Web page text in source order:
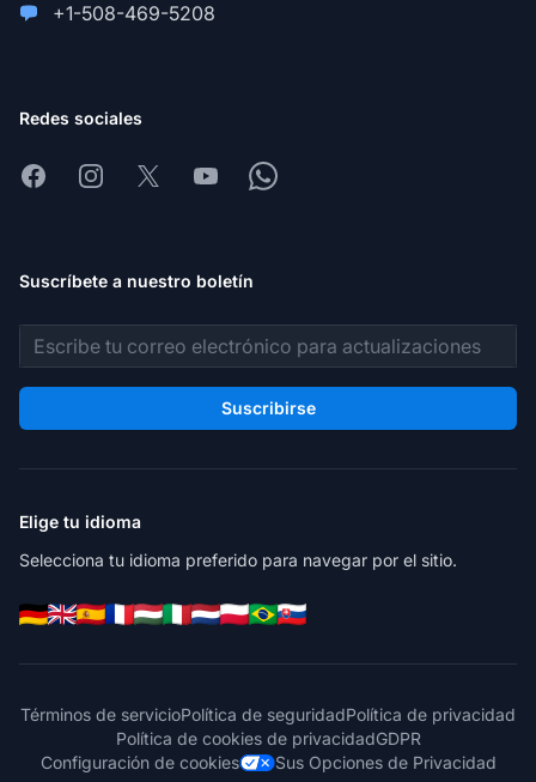
+1-508-469-5208
Redes sociales
FacebookInstagram
X YoutubeWhatsapp
Suscríbete a nuestro boletín
Dirección de correo electrónico
Suscribirse
Elige tu idioma
Selecciona tu idioma preferido para navegar por el sitio.
Términos de servicioPolítica de seguridadPolítica de privacidad
Política de cookies de privacidadGDPR
Configuración de cookies
Sus Opciones de Privacidad